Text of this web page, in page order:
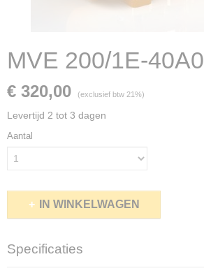
MVE 200/1E-40A0
€ 320,00 (exclusief btw 21%)
Levertijd 2 tot 3 dagen
Aantal
IN WINKELWAGEN
Specificaties